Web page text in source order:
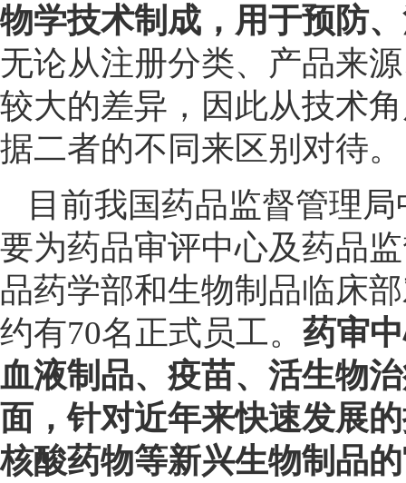
物学技术制成，用于预防
无论从注册分类、产品来
较大的差异，因此从技术
据二者的不同来区别对待。
目前我国药品监督管理
要为药品审评中心及药品
品药学部和生物制品临床
约有70名正式员工。 药审
血液制品、疫苗、活生物
面，针对近年来快速发展
核酸药物等新兴生物制品